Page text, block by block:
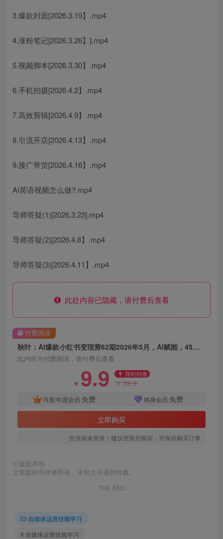
3.爆款封面[2026.3.19】.mp4
4.涨粉笔记[2026.3.26】].mp4
5.视频脚本[2026.3.30】.mp4
6.手机拍摄[2026.4.2】.mp4
7.高效剪辑[2026.4.9】.mp4
8.引流开店[2026.4.13】.mp4
9.接广带货[2026.4.16】.mp4
AI英语视频怎么做?.mp4
导师答疑(1)[2026.3.23].mp4
导师答疑(2)[2026.4.8】.mp4
导师答疑(3)[2026.4.11】.mp4
此处内容已隐藏，请付费后查看
秋叶：AI爆款小红书变现营62期2026年5月，AI赋能，45天掌握小红书变现全流程
此内容为付费阅读，请付费后查看
￥ 9.9 限时特惠
￥39.9
月度/年度会员 免费 终身会员 免费
立即购买
您当前未登录！建议登陆后购买，可保存购买订单
付费阅读
© 版权声明
文章版权归作者所有，未经允许请勿转载。
THE END
自媒体运营技能学习
# 自媒体运营技能学习